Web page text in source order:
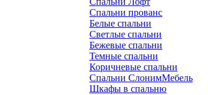
Спальни прованс
Белые спальни
Светлые спальни
Бежевые спальни
Темные спальни
Коричневые спальни
Спальни СлонимМебель
Шкафы в спальню